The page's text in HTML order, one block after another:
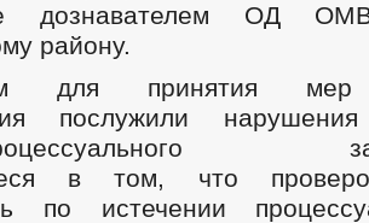
дознавателем ОД
району.
для принятия мер
послужили
процессуального
в том, что
по истечении